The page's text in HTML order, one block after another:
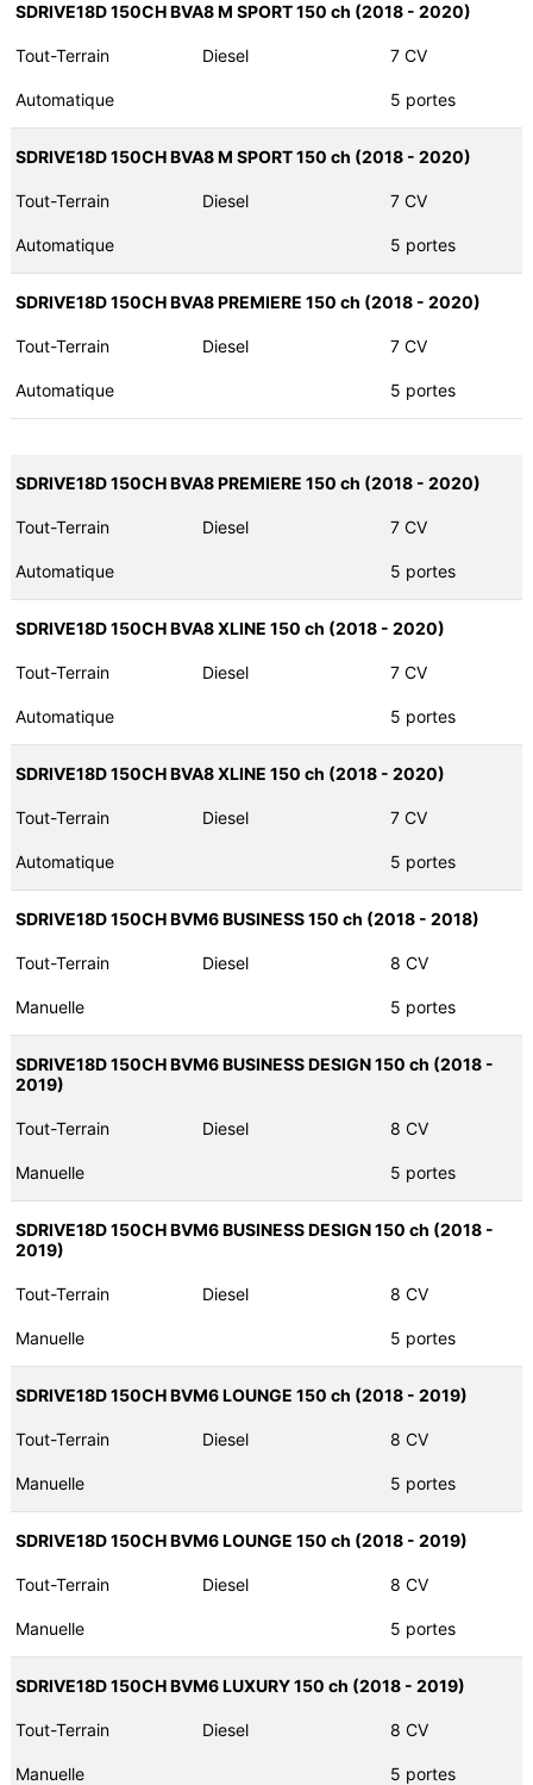
SDRIVE18D 150CH BVA8 M SPORT 150 ch (2018 - 2020)
Tout-Terrain Diesel 7 CV
Automatique 5 portes
SDRIVE18D 150CH BVA8 M SPORT 150 ch (2018 - 2020)
Tout-Terrain Diesel 7 CV
Automatique 5 portes
SDRIVE18D 150CH BVA8 PREMIERE 150 ch (2018 - 2020)
Tout-Terrain Diesel 7 CV
Automatique 5 portes
SDRIVE18D 150CH BVA8 PREMIERE 150 ch (2018 - 2020)
Tout-Terrain Diesel 7 CV
Automatique 5 portes
SDRIVE18D 150CH BVA8 XLINE 150 ch (2018 - 2020)
Tout-Terrain Diesel 7 CV
Automatique 5 portes
SDRIVE18D 150CH BVA8 XLINE 150 ch (2018 - 2020)
Tout-Terrain Diesel 7 CV
Automatique 5 portes
SDRIVE18D 150CH BVM6 BUSINESS 150 ch (2018 - 2018)
Tout-Terrain Diesel 8 CV
Manuelle 5 portes
SDRIVE18D 150CH BVM6 BUSINESS DESIGN 150 ch (2018 -
2019)
Tout-Terrain Diesel 8 CV
Manuelle 5 portes
SDRIVE18D 150CH BVM6 BUSINESS DESIGN 150 ch (2018 -
2019)
Tout-Terrain Diesel 8 CV
Manuelle 5 portes
SDRIVE18D 150CH BVM6 LOUNGE 150 ch (2018 - 2019)
Tout-Terrain Diesel 8 CV
Manuelle 5 portes
SDRIVE18D 150CH BVM6 LOUNGE 150 ch (2018 - 2019)
Tout-Terrain Diesel 8 CV
Manuelle 5 portes
SDRIVE18D 150CH BVM6 LUXURY 150 ch (2018 - 2019)
Tout-Terrain Diesel 8 CV
Manuelle 5 portes